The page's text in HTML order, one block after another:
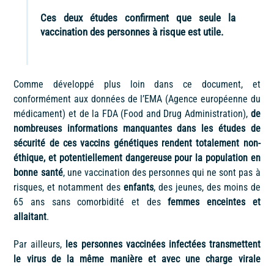
Ces deux études confirment que seule la
vaccination des personnes à risque est utile.
Comme développé plus loin dans ce document, et
conformément aux données de l’EMA (Agence européenne du
médicament) et de la FDA (Food and Drug Administration), de
nombreuses informations manquantes dans les études de
sécurité de ces vaccins génétiques rendent totalement non-
éthique, et potentiellement dangereuse pour la population en
bonne santé, une vaccination des personnes qui ne sont pas à
risques, et notamment desenfants, des jeunes, des moins de
65 ans sans comorbidité et desfemmes enceintes et
allaitant.
Par ailleurs, les personnes vaccinées infectées transmettent
le virus de la même manière et avec une charge virale